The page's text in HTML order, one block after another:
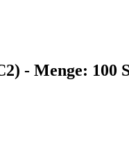
- Menge: 100